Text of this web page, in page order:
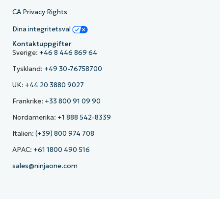
CA Privacy Rights
Dina integritetsval
Kontaktuppgifter
Sverige: +46 8 446 869 64
Tyskland: +49 30-76758700
UK: +44 20 3880 9027
Frankrike: +33 800 91 09 90
Nordamerika: +1 888 542-8339
Italien: (+39) 800 974 708
APAC: +61 1800 490 516
sales@ninjaone.com